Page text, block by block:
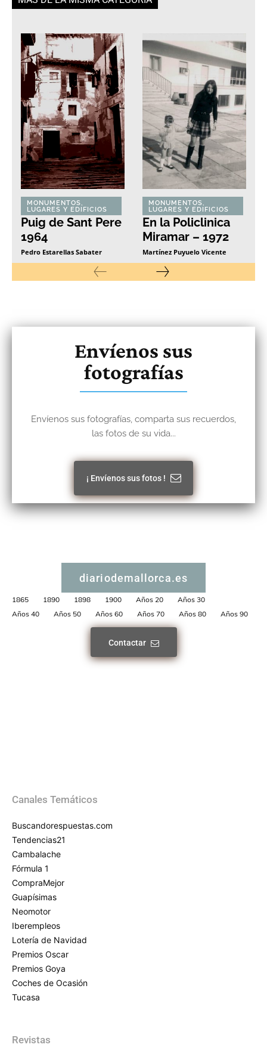
MONUMENTOS,
LUGARES Y EDIFICIOS
Puig de Sant Pere
1964
Pedro Estarellas Sabater
MONUMENTOS,
LUGARES Y EDIFICIOS
En la Policlinica
Miramar – 1972
Martínez Puyuelo Vicente
Envíenos sus
fotografías
Envíenos sus fotografías, comparta sus recuerdos,
las fotos de su vida...
¡ Envíenos sus fotos !
diariodemallorca.es
1865 1890 1898 1900 Años 20
Años 30
Años 40
Años 50 Años 60 Años 70 Años 80 Años 90
Contactar
Canales Temáticos
Buscandorespuestas.com
Tendencias21
Cambalache
Fórmula 1
CompraMejor
Guapísimas
Neomotor
Iberempleos
Lotería de Navidad
Premios Oscar
Premios Goya
Coches de Ocasión
Tucasa
Revistas